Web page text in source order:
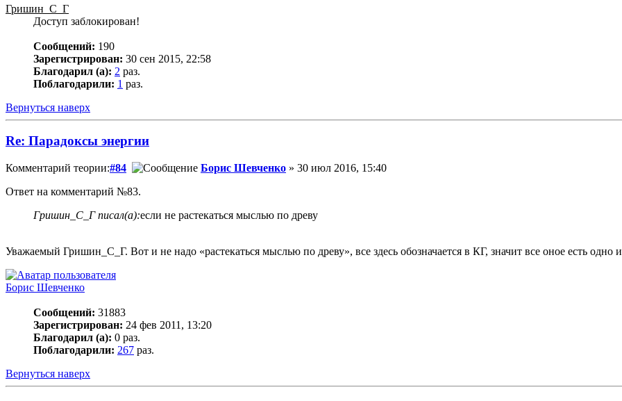
Гришин_С_Г
Доступ заблокирован!
Сообщений: 190
Зарегистрирован: 30 сен 2015, 22:58
Благодарил (а): 2 раз.
Поблагодарили: 1 раз.
Вернуться наверх
Re: Парадоксы энергии
Комментарий теории:#84 Борис Шевченко » 30 июл 2016, 15:40
Ответ на комментарий №83.
Гришин_С_Г писал(а):если не растекаться мыслью по древу
Уважаемый Гришин_С_Г. Вот и не надо «растекаться мыслью по древу», все здесь обозначается в КГ, значит все оное есть
Борис Шевченко
Сообщений: 31883
Зарегистрирован: 24 фев 2011, 13:20
Благодарил (а): 0 раз.
Поблагодарили: 267 раз.
Вернуться наверх